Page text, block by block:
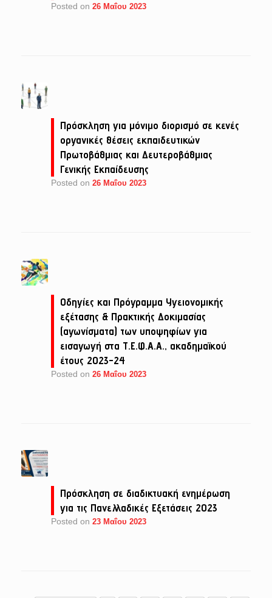
Posted on 26 Μαΐου 2023
Πρόσκληση για μόνιμο διορισμό σε κενές
οργανικές θέσεις εκπαιδευτικών
Πρωτοβάθμιας και Δευτεροβάθμιας
Γενικής Εκπαίδευσης
Posted on 26 Μαΐου 2023
Οδηγίες και Πρόγραμμα Υγειονομικής
εξέτασης & Πρακτικής Δοκιμασίας
(αγωνίσματα) των υποψηφίων για
εισαγωγή στα Τ.Ε.Φ.Α.Α., ακαδημαϊκού
έτους 2023-24
Posted on 26 Μαΐου 2023
Πρόσκληση σε διαδικτυακή ενημέρωση
για τις Πανελλαδικές Εξετάσεις 2023
Posted on 23 Μαΐου 2023